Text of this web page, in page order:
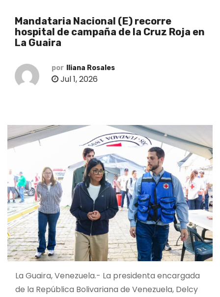
Mandataria Nacional (E) recorre
hospital de campaña de la Cruz Roja en
La Guaira
por Iliana Rosales
Jul 1, 2026
La Guaira, Venezuela.- La presidenta encargada
de la República Bolivariana de Venezuela, Delcy